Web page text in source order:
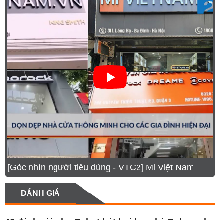
cụm khăn lau có thể mở rộng, cùng trạm sạc đa năng
tích hợp giặt giẻ bằng nước nóng, sấy khô khí nóng,
đổ rác hoàn toàn tự động, robot hút bụi Qrevo C Pro
mang đến trải nghiệm vệ sinh tiện lợi và hiệu quả
vượt trội. Công nghệ tránh vật cản Reactive Tech,
định vị PreciSense LiDAR, và ứng dụng Roborock
thông minh giúp bạn điều khiển và theo dõi dễ dàng,
mọi lúc mọi nơi.
[Góc nhìn người tiêu dùng - VTC2] Mi Việt Nam
ĐÁNH GIÁ